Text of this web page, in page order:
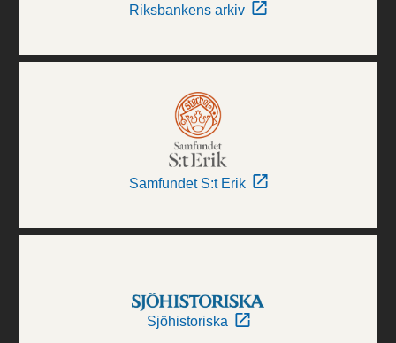
Riksbankens arkiv
Samfundet S:t Erik
Sjöhistoriska